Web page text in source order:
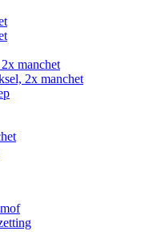
manchet
2x manchet